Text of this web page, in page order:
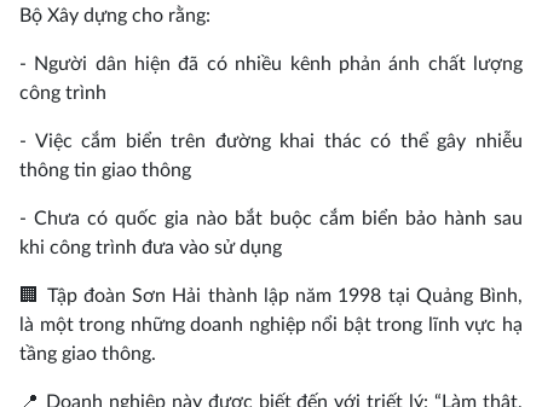
Bộ Xây dựng cho rằng:
- Người dân hiện đã có nhiều kênh phản ánh chất lượng
công trình
- Việc cắm biển trên đường khai thác có thể gây nhiễu
thông tin giao thông
- Chưa có quốc gia nào bắt buộc cắm biển bảo hành sau
khi công trình đưa vào sử dụng
🏢 Tập đoàn Sơn Hải thành lập năm 1998 tại Quảng Bình,
là một trong những doanh nghiệp nổi bật trong lĩnh vực hạ
tầng giao thông.
📍 Doanh nghiệp này được biết đến với triết lý: “Làm thật,